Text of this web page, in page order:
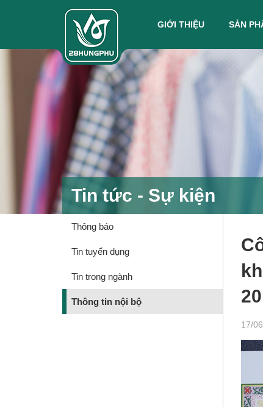
GIỚI THIỆU SẢN
Tin tức - Sự kiện
Thông báo
Tin tuyển dụng
Tin trong ngành
Thông tin nội bộ
17/